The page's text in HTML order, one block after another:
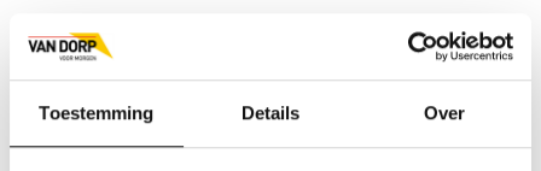
Toestemming Details Over
Direct solliciteren